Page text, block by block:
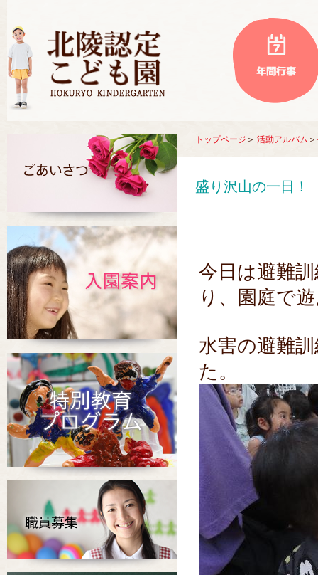
トップページ ＞ 活動アルバム ＞
盛り沢山の一日！
今日は避難
り、園庭で
水害の避難
た。